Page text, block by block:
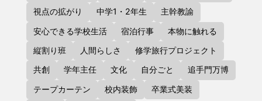
視点の拡がり
中学1・2年生
主幹教諭
安心できる学校生活
宿泊行事
本物に触れる
縦割り班
人間らしさ
修学旅行プロジェクト
共創
学年主任 文化 自分ごと
追手門万博
テープカーテン
校内装飾
卒業式美装